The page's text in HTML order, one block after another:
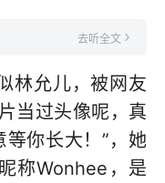
去听全文
林允儿，被网友
当过头像呢，真
你长大！”，她
称Wonhee，是